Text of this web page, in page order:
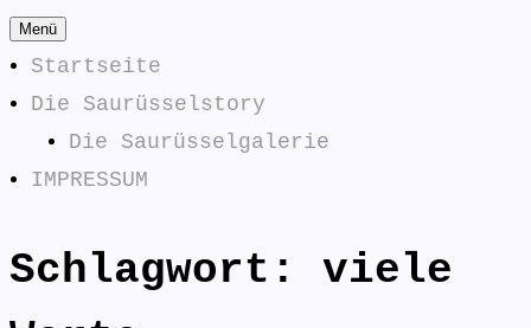
Zum
Inhalt
springen
Menü
Startseite
Die Saurüsselstory
Die Saurüsselgalerie
IMPRESSUM
SAURÜSSELPHILOSOPHEN
Die
Schlagwort: viele